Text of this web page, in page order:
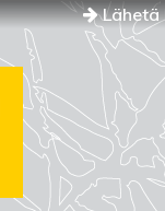
Lähetä